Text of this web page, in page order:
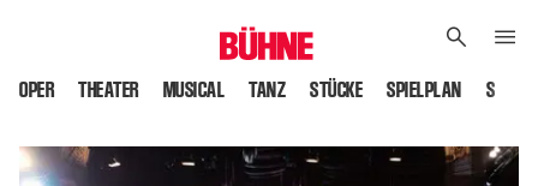
OPER THEATER MUSICAL TANZ STÜCKE SPIELPLAN